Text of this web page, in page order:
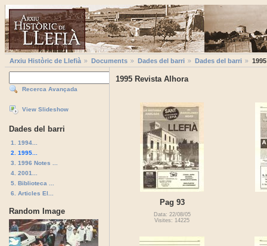
Arxiu Històric de Llefià Documents Dades del barri Dades del barri
Recerca Avançada
View Slideshow
Dades del barri
1. 1994...
2. 1995...
3. 1996 Notes ...
4. 2001...
5. Biblioteca ...
6. Articles El...
Random Image
1995 Revista Alhora
Pag 93
Data: 22/08/05
Visites: 14225